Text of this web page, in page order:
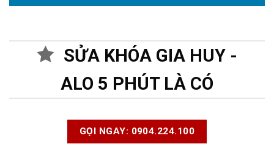
SỬA KHÓA GIA HUY -
ALO 5 PHÚT LÀ CÓ
GỌI NGAY: 0904.224.100